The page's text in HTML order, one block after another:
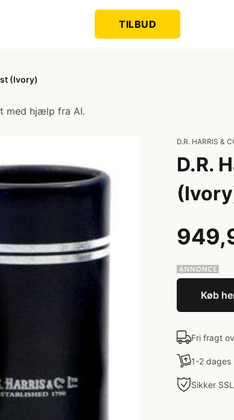
TILBUD
(Ivory)
med hjælp fra AI.
D.R. HARRIS &
D.R.
Køb
Fri fragt
1-2 dages
Sikker